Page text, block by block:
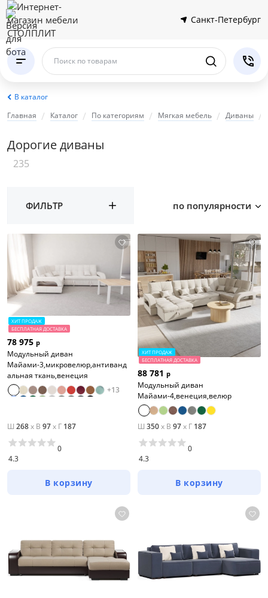
Санкт-Петербург
Поиск по товарам
В каталог
Главная
Каталог По категориям Мягкая мебель Диваны
Дорогие диваны
235
ФИЛЬТР по популярности
ХИТ ПРОДАЖ
БЕСПЛАТНАЯ ДОСТАВКА
78 975 р
Модульный диван
Майами-3,микровелюр,антиванд
альная ткань,венеция
+13
Ш 268x В 97x Г 187
4.3
0
В корзину
ХИТ ПРОДАЖ
БЕСПЛАТНАЯ ДОСТАВКА
88 781 р
Модульный диван
Майами-4,венеция,велюр
Ш 350x В 97x Г 187
4.3
0
В корзину